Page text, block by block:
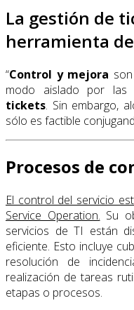
La gestión de
herramienta
“Control y mejora
modo aislado por las
tickets. Sin embargo,
sólo es factible
Procesos de
El control del servicio
Service Operation. Su
servicios de TI están
eficiente. Esto incluye
resolución de
realización de tareas
etapas o procesos.